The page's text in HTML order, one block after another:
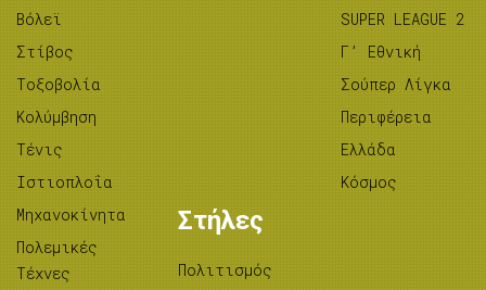
Βόλεϊ
Στίβος
Tοξοβολία
Κολύμβηση
Τένις
Ιστιοπλοΐα
Μηχανοκίνητα
Πολεμικές
Τέχνες
SUPER LEAGUE 2
Γ’ Εθνική
Σούπερ Λίγκα
Περιφέρεια
Ελλάδα
Κόσμος
Στήλες
Πολιτισμός